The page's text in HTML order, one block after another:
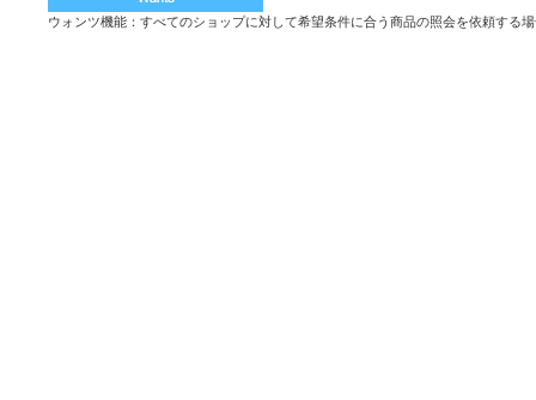
ウォンツ機能：すべてのショップに対して希望条件に合う商品の照会を依頼する